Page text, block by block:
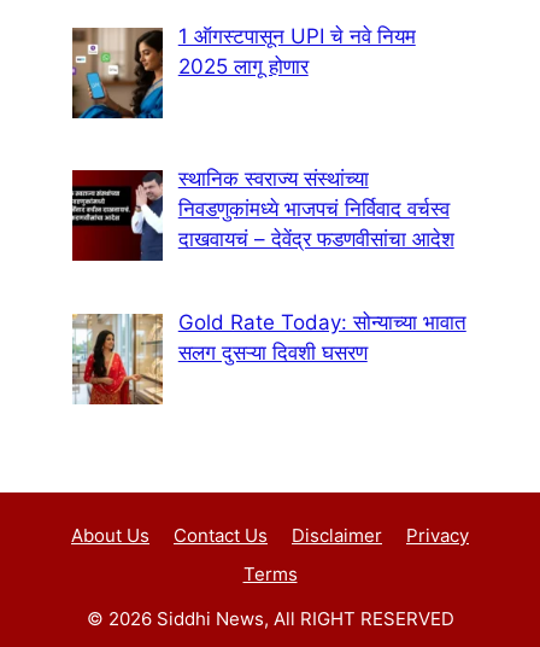
1 ऑगस्टपासून UPI चे नवे नियम
2025 लागू होणार
स्थानिक स्वराज्य संस्थांच्या
निवडणुकांमध्ये भाजपचं निर्विवाद वर्चस्व
दाखवायचं – देवेंद्र फडणवीसांचा आदेश
Gold Rate Today: सोन्याच्या भावात
सलग दुसऱ्या दिवशी घसरण
About Us Contact Us Disclaimer
Privacy
Terms
© 2026 Siddhi News, All RIGHT RESERVED